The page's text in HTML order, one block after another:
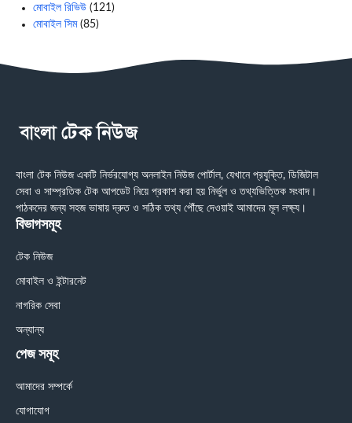
মোবাইল রিভিউ (121)
মোবাইল সিম(85)
বাংলা টেক নিউজ একটি নির্ভরযোগ্য অনলাইন নিউজ পোর্টাল, যেখানে প্রযুক্তি, ডিজিটাল
সেবা ও সাম্প্রতিক টেক আপডেট নিয়ে প্রকাশ করা হয় নির্ভুল ও তথ্যভিত্তিক সংবাদ।
পাঠকদের জন্য সহজ ভাষায় দ্রুত ও সঠিক তথ্য পৌঁছে দেওয়াই আমাদের মূল লক্ষ্য।
বিভাগসমূহ
টেক নিউজ
মোবাইল ও ইন্টারনেট
নাগরিক সেবা
অন্যান্য
পেজ সমূহ
আমাদের সম্পর্কে
যোগাযোগ